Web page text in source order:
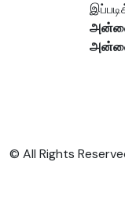
அன்னை
© All Rights